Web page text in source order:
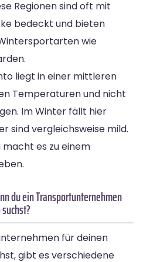
Regionen sind oft mit
bedeckt und bieten
wie
liegt in einer mittleren
Temperaturen und nicht
Im Winter fällt hier
sind vergleichsweise mild.
es zu einem
du ein Transportunternehmen
für deinen
gibt es verschiedene